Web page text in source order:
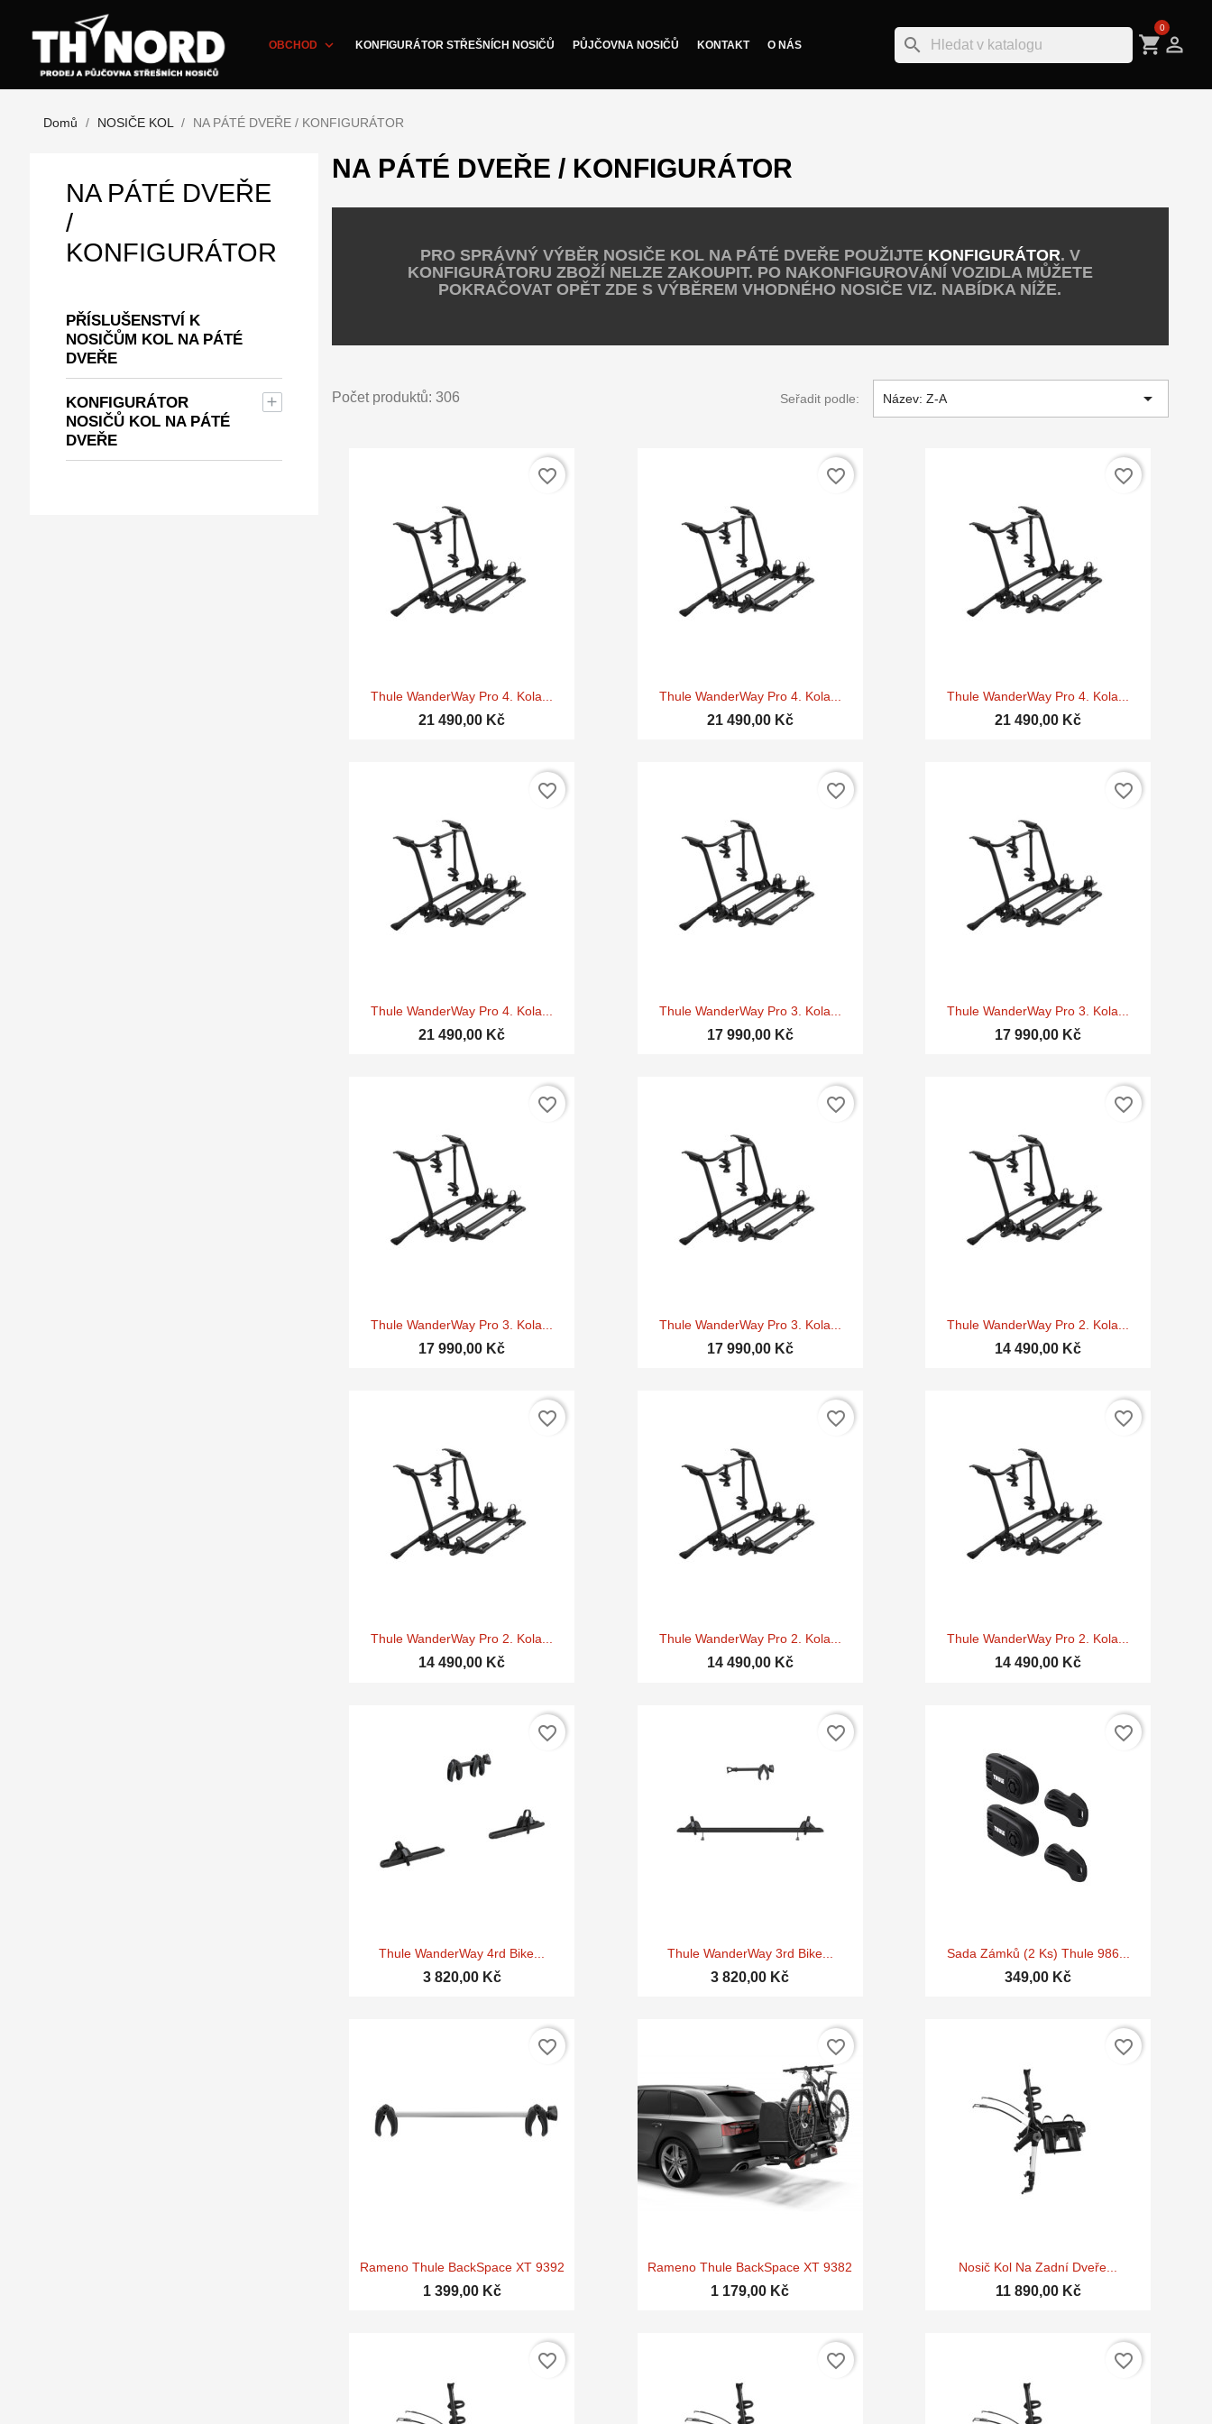
OBCHOD expand_more KONFIGURÁTOR STŘEŠNÍCH NOSIČŮ PŮJČOVNA NOSIČŮ KONTAKT O NÁS search 
shopping_cart
0
Domů NOSIČE KOL NA PÁTÉ DVEŘE / KONFIGURÁTOR
NA PÁTÉ DVEŘE
/
KONFIGURÁTOR
PŘÍSLUŠENSTVÍ K
NOSIČŮM KOL NA PÁTÉ
DVEŘE
KONFIGURÁTOR
NOSIČŮ KOL NA PÁTÉ
DVEŘE

NA PÁTÉ DVEŘE / KONFIGURÁTOR
PRO SPRÁVNÝ VÝBĚR NOSIČE KOL NA PÁTÉ DVEŘE POUŽIJTE KONFIGURÁTOR. V
KONFIGURÁTORU ZBOŽÍ NELZE ZAKOUPIT. PO NAKONFIGUROVÁNÍ VOZIDLA MŮŽETE
POKRAČOVAT OPĚT ZDE S VÝBĚREM VHODNÉHO NOSIČE VIZ. NABÍDKA NÍŽE.
Počet produktů: 306 Seřadit podle: Název: Z-A 
Rychlý náhled
Thule WanderWay Pro 4. Kola...
21 490,00 Kč
favorite_border
Rychlý náhled
Thule WanderWay Pro 4. Kola...
21 490,00 Kč
favorite_border
Rychlý náhled
Thule WanderWay Pro 4. Kola...
21 490,00 Kč
favorite_border
Rychlý náhled
Thule WanderWay Pro 4. Kola...
21 490,00 Kč
favorite_border
Rychlý náhled
Thule WanderWay Pro 3. Kola...
17 990,00 Kč
favorite_border
Rychlý náhled
Thule WanderWay Pro 3. Kola...
17 990,00 Kč
favorite_border
Rychlý náhled
Thule WanderWay Pro 3. Kola...
17 990,00 Kč
favorite_border
Rychlý náhled
Thule WanderWay Pro 3. Kola...
17 990,00 Kč
favorite_border
Rychlý náhled
Thule WanderWay Pro 2. Kola...
14 490,00 Kč
favorite_border
Rychlý náhled
Thule WanderWay Pro 2. Kola...
14 490,00 Kč
favorite_border
Rychlý náhled
Thule WanderWay Pro 2. Kola...
14 490,00 Kč
favorite_border
Rychlý náhled
Thule WanderWay Pro 2. Kola...
14 490,00 Kč
favorite_border
Rychlý náhled
Thule WanderWay 4rd Bike...
3 820,00 Kč
favorite_border
Rychlý náhled
Thule WanderWay 3rd Bike...
3 820,00 Kč
favorite_border
Rychlý náhled
Sada Zámků (2 Ks) Thule 986...
349,00 Kč
favorite_border
Rychlý náhled
Rameno Thule BackSpace XT 9392
1 399,00 Kč
favorite_border
Rychlý náhled
Rameno Thule BackSpace XT 9382
1 179,00 Kč
favorite_border
Rychlý náhled
Nosič Kol Na Zadní Dveře...
11 890,00 Kč
favorite_border
favorite_border favorite_border favorite_border